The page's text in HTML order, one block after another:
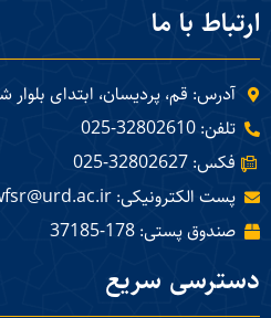
ارتباط با ما
آدرس: قم، پردیسان، ابتدای بلوار
تلفن: 32802610-025
فکس: 32802627-025
پست الکترونیکی: wfsr@urd.ac.ir
صندوق پستی: 178-37185
دسترسی سریع